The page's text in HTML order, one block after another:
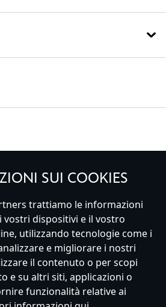
Trova Negozio
Mappa del Sito
dei dati personali
Politica dei Cookie
Termini e Condizioni generali
SUI COOKIES
trattiamo le informazioni
vostri dispositivi e il vostro
utilizzando tecnologie come i
e migliorare i nostri
il contenuto o per scopi
e su altri siti, applicazioni o
funzionalità relative ai